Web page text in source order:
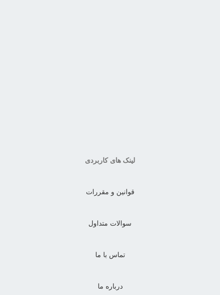
لینک های کاربردی
قوانین و مقررات
سوالات متداول
تماس با ما
درباره ما